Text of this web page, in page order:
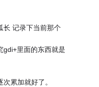
长 记录下当前那个
gdi+里面的东西就是
累加就好了。